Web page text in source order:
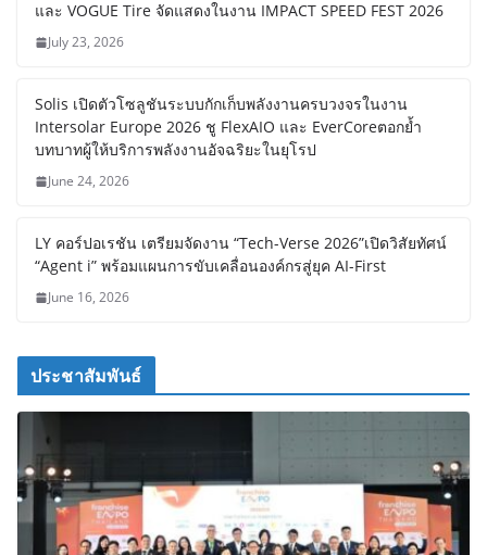
และ VOGUE Tire จัดแสดงในงาน IMPACT SPEED FEST 2026
July 23, 2026
Solis เปิดตัวโซลูชันระบบกักเก็บพลังงานครบวงจรในงาน
Intersolar Europe 2026 ชู FlexAIO และ EverCoreตอกย้ำ
บทบาทผู้ให้บริการพลังงานอัจฉริยะในยุโรป
June 24, 2026
LY คอร์ปอเรชัน เตรียมจัดงาน “Tech-Verse 2026”เปิดวิสัยทัศน์
“Agent i” พร้อมแผนการขับเคลื่อนองค์กรสู่ยุค AI-First
June 16, 2026
ประชาสัมพันธ์